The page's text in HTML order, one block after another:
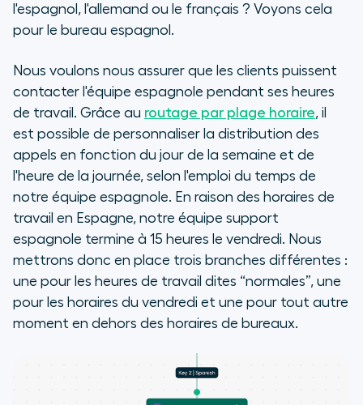
l'espagnol, l'allemand ou le français ? Voyons cela
pour le bureau espagnol.
Nous voulons nous assurer que les clients puissent
contacter l'équipe espagnole pendant ses heures
de travail. Grâce au routage par plage horaire , il
est possible de personnaliser la distribution des
appels en fonction du jour de la semaine et de
l'heure de la journée, selon l'emploi du temps de
notre équipe espagnole. En raison des horaires de
travail en Espagne, notre équipe support
espagnole termine à 15 heures le vendredi. Nous
mettrons donc en place trois branches différentes :
une pour les heures de travail dites “normales”, une
pour les horaires du vendredi et une pour tout autre
moment en dehors des horaires de bureaux.